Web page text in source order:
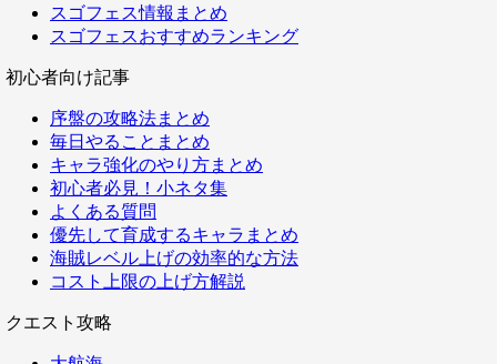
スゴフェス情報まとめ
スゴフェスおすすめランキング
初心者向け記事
序盤の攻略法まとめ
毎日やることまとめ
キャラ強化のやり方まとめ
初心者必見！小ネタ集
よくある質問
優先して育成するキャラまとめ
海賊レベル上げの効率的な方法
コスト上限の上げ方解説
クエスト攻略